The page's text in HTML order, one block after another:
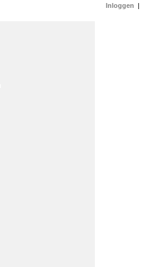
Inloggen |